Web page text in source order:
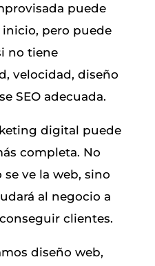
puede
pero puede
no tiene
velocidad, diseño
SEO adecuada.
digital puede
completa. No
ve la web, sino
al negocio a
clientes.
diseño web,